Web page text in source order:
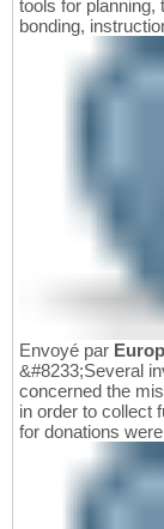
tools for planning,
bonding,
Envoyé par
&#8233;Several
concerned the
in order to collect
for donations